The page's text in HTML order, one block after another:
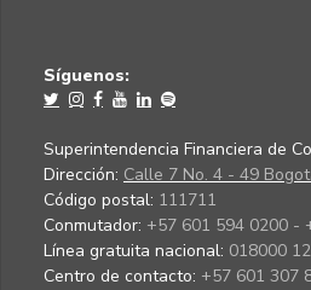
Síguenos:
Superintendencia Financiera de
Dirección: Calle 7 No. 4 - 49
Código postal: 111711
Conmutador: +57 601 594 0200 -
Línea gratuita nacional: 018000
Centro de contacto: +57 601 307